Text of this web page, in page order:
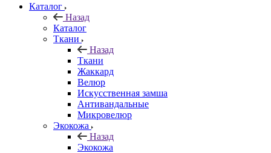
Каталог
Назад
Каталог
Ткани
Назад
Ткани
Жаккард
Велюр
Искусственная замша
Антивандальные
Микровелюр
Экокожа
Назад
Экокожа